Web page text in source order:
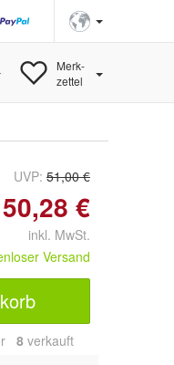
Merk-
zettel
UVP: 51,00 €
50,28 €
inkl. MwSt.
Versand
8 verkauft